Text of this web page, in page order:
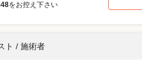
をお控え下さい
ト / 施術者